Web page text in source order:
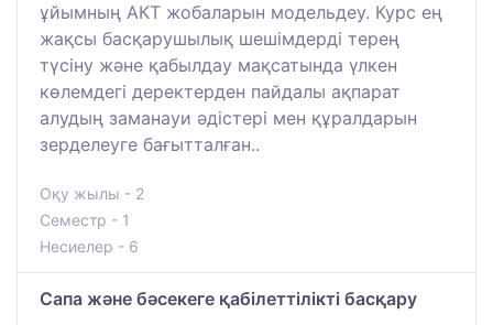
ұйымның АКТ жобаларын модельдеу. Курс ең
жақсы басқарушылық шешімдерді терең
түсіну және қабылдау мақсатында үлкен
көлемдегі деректерден пайдалы ақпарат
алудың заманауи әдістері мен құралдарын
зерделеуге бағытталған..
Оқу жылы - 2
Семестр - 1
Несиелер - 6
Сапа және бәсекеге қабілеттілікті басқару